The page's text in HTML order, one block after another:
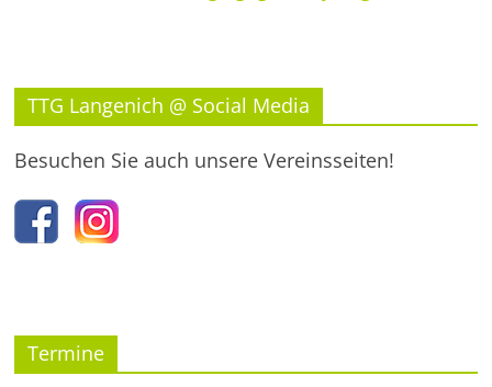
TTG Langenich @ Social Media
Besuchen Sie auch unsere Vereinsseiten!
Termine